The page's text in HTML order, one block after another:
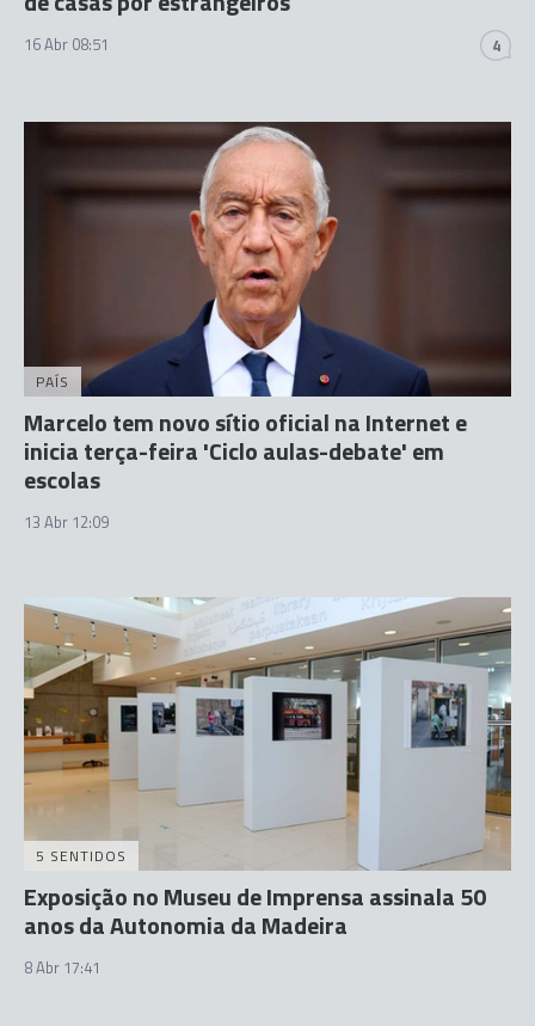
16 Abr 08:51 4
PAÍS
Marcelo tem novo sítio oficial na Internet e
inicia terça-feira 'Ciclo aulas-debate' em
escolas
13 Abr 12:09
5 SENTIDOS
Exposição no Museu de Imprensa assinala 50
anos da Autonomia da Madeira
8 Abr 17:41